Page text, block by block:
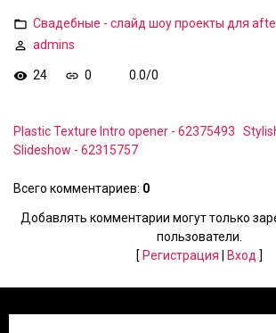
Свадебные - слайд шоу проекты для
admins
24 0 0.0/0
Plastic Texture Intro opener - 62375493
Slideshow - 62315757
Всего комментариев: 0
Добавлять комментарии могут только
пользователи.
[ Регистрация Вход ]